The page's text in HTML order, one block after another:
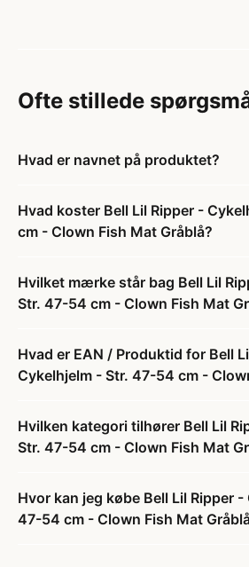
Ofte stillede
Hvad er navnet på produktet?
Hvad koster Bell Lil Ripper -
cm - Clown Fish Mat Gråblå?
Hvilket mærke står bag Bell Lil
Str. 47-54 cm - Clown Fish Mat
Hvad er EAN / Produktid for Bell
Cykelhjelm - Str. 47-54 cm -
Hvilken kategori tilhører Bell Lil
Str. 47-54 cm - Clown Fish Mat
Hvor kan jeg købe Bell Lil Ripper
47-54 cm - Clown Fish Mat